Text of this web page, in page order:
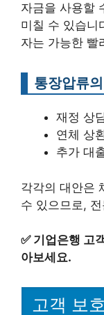
자금을 사용할
미칠 수 있습니
자는 가능한 빨
통장압류
재정 상
연체 상
추가 대
각각의 대안은
수 있으므로,
✅ 기업은행 고
아보세요.
고객 보